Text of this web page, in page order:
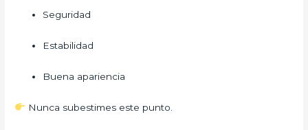
Seguridad
Estabilidad
Buena apariencia
Nunca subestimes este punto.